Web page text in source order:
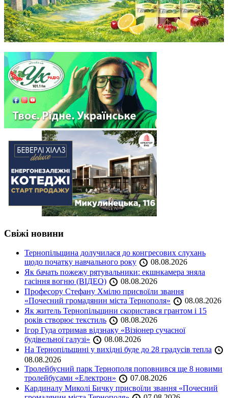
Свіжі новини
Тернопільщина долучилася до конгресових слухань
щодо початку навчального року
08.08.2026
Як бачать пожежу рятувальники: екшнкамера зняла
гасіння вогню (ВІДЕО)
08.08.2026
Професору Стефану Хмілю присвоїли звання
«Почесний громадянин міста Тернополя»
08.08.2026
Як житель Тернопільщини скористався грантом і 15
років створює текстиль
08.08.2026
Ігор Гуда отримав відзнаку «Візіонер сучасної
будівельної галузі»
08.08.2026
На Тернопільщині у вихідні буде до 28 градусів тепла
08.08.2026
Тролейбусний парк Тернополя поповнився ще 8 новими
тролейбусами «Електрон»
07.08.2026
Кардиналу Миколі Бичку присвоїли звання «Почесний